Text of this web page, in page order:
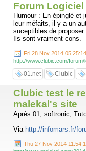
Forum
Humour : En épinglé et
leur méfaits, il y a un
suceptibles de
Ils sont vraiment cons.
Fri 28 Nov 2014
http://www.clubic.com/forum/
01.net Clubic
Clubic test le
malekal's site
Après 01, softronic,
Via http://infomars.fr/
Thu 27 Nov 2014